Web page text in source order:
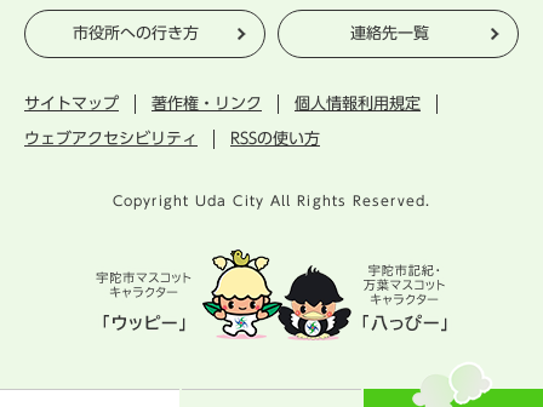
陀
市役所への行き方 連絡先一覧
サイトマップ 著作権・リンク 個人情報利用規定
ウェブアクセシビリティ RSSの使い方
Copyright Uda City All Rights Reserved.